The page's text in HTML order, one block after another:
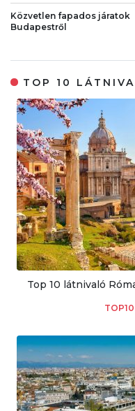
Közvetlen fapados járatok
Budapestről
TOP 10
Top 10 látnivaló
TOP10